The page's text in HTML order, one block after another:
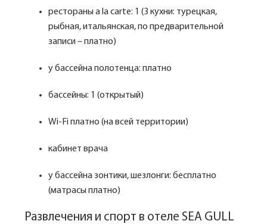
рестораны a la carte: 1 (3 кухни: турецкая,
рыбная, итальянская, по предварительной
записи – платно)
у бассейна полотенца: платно
бассейны: 1 (открытый)
Wi-Fi платно (на всей территории)
кабинет врача
у бассейна зонтики, шезлонги: бесплатно
(матрасы платно)
Развлечения и спорт в отеле SEA GULL